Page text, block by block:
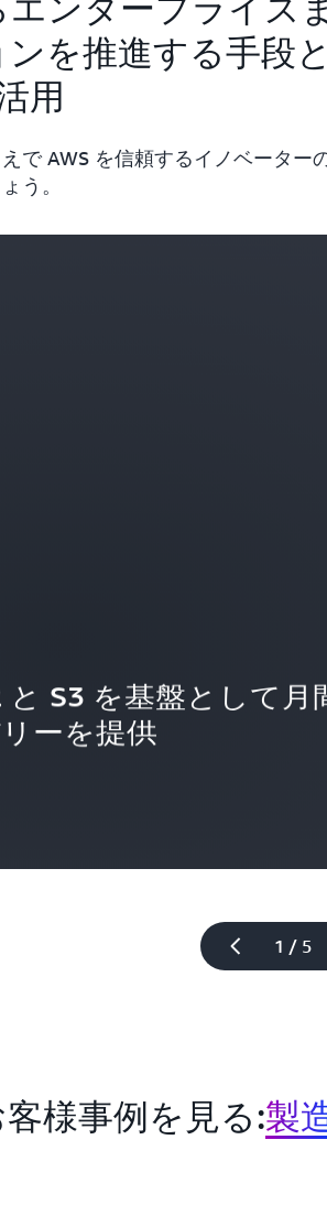
を推進する手段
用
で AWS を信頼するイノベーター
う。
1 / 5
S3 を基盤として月
ーを提供
様事例を見る:製